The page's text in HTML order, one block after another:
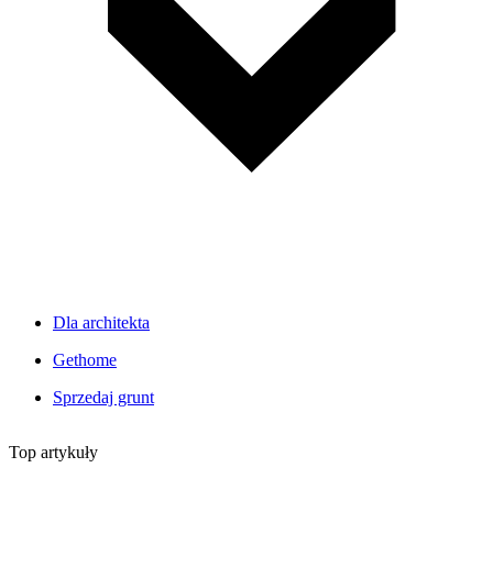
Dla architekta
Gethome
Sprzedaj grunt
Top artykuły